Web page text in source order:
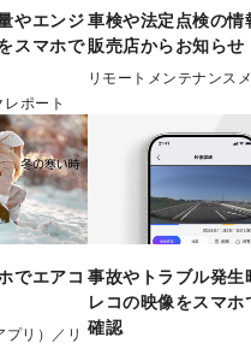
やエンジ
スマホで
ポート
車検や法定点検の情
販売店からお知らせ
リモートメンテナンス
でエアコ
プリ）​／リ
事故やトラブル発生
レコの映像をスマホ
確認